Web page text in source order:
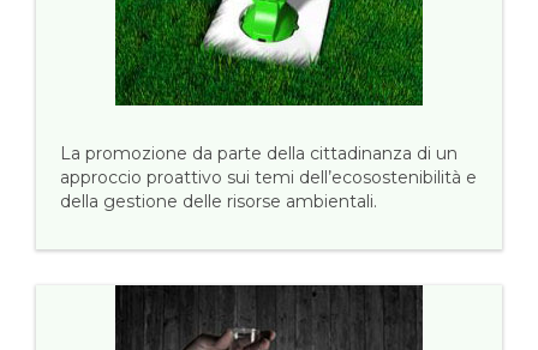
La promozione da parte della cittadinanza di un
approccio proattivo sui temi dell’ecosostenibilità e
della gestione delle risorse ambientali.